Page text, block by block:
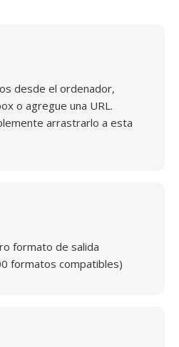
desde el ordenador,
o agregue una URL.
arrastrarlo a esta
formato de salida
formatos compatibles)